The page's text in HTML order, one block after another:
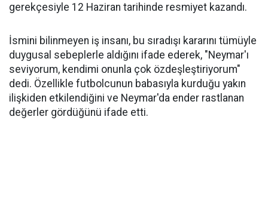
gerekçesiyle 12 Haziran tarihinde resmiyet kazandı.
İsmini bilinmeyen iş insanı, bu sıradışı kararını tümüyle
duygusal sebeplerle aldığını ifade ederek, "Neymar'ı
seviyorum, kendimi onunla çok özdeşleştiriyorum"
dedi. Özellikle futbolcunun babasıyla kurduğu yakın
ilişkiden etkilendiğini ve Neymar'da ender rastlanan
değerler gördüğünü ifade etti.